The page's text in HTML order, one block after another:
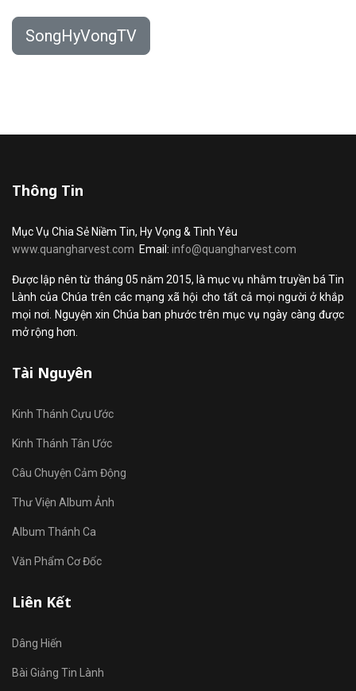
SongHyVongTV
Thông Tin
Mục Vụ Chia Sẻ Niềm Tin, Hy Vọng & Tình Yêu
www.quangharvest.com Email: info@quangharvest.com
Được lập nên từ tháng 05 năm 2015, là mục vụ nhằm truyền bá Tin
Lành của Chúa trên các mạng xã hội cho tất cả mọi người ở khắp
mọi nơi. Nguyện xin Chúa ban phước trên mục vụ ngày càng được
mở rộng hơn.
Tài Nguyên
Kinh Thánh Cựu Ước
Kinh Thánh Tân Ước
Câu Chuyện Cảm Động
Thư Viện Album Ảnh
Album Thánh Ca
Văn Phẩm Cơ Đốc
Liên Kết
Dâng Hiến
Bài Giảng Tin Lành